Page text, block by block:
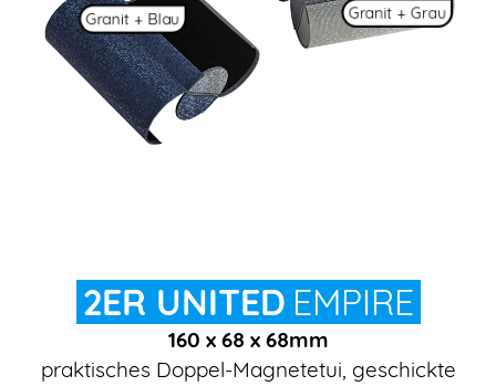
Granit + Grau
Granit + Blau
2ER UNITED EMPIRE
160 x 68 x 68mm
praktisches Doppel-Magnetetui, geschickte